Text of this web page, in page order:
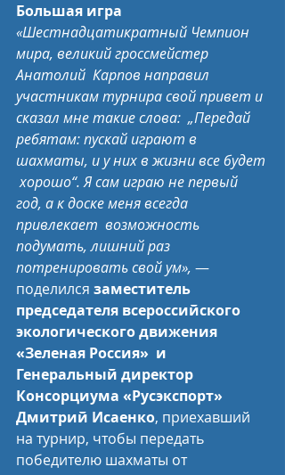
Большая игра
«Шестнадцатикратный Чемпион
мира, великий гроссмейстер
Анатолий  Карпов направил
участникам турнира свой привет и
сказал мне такие слова:  „Передай
ребятам: пускай играют в
шахматы, и у них в жизни все будет
хорошо“. Я сам играю не первый
год, а к доске меня всегда
привлекает  возможность
подумать, лишний раз
потренировать свой ум», —
поделился заместитель
председателя всероссийского
экологического движения
«Зеленая Россия»  и
Генеральный директор
Консорциума «Русэкспорт»
Дмитрий Исаенко, приехавший
на турнир, чтобы передать
победителю шахматы от